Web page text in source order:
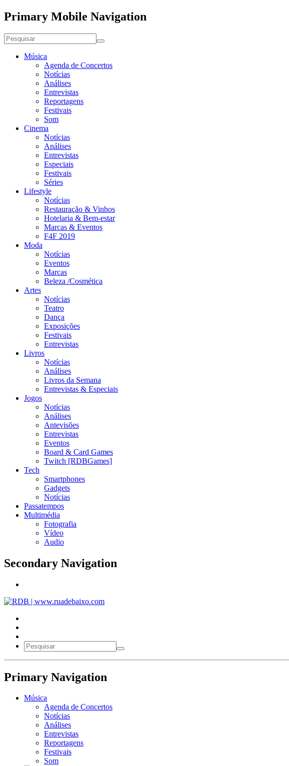
Primary Mobile Navigation
Música
Agenda de Concertos
Notícias
Análises
Entrevistas
Reportagens
Festivais
Som
Cinema
Notícias
Análises
Entrevistas
Especiais
Festivais
Séries
Lifestyle
Notícias
Restauração & Vinhos
Hotelaria & Bem-estar
Marcas & Eventos
F4F 2019
Moda
Notícias
Eventos
Marcas
Beleza /Cosmética
Artes
Notícias
Teatro
Dança
Exposições
Festivais
Entrevistas
Livros
Notícias
Análises
Livros da Semana
Entrevistas & Especiais
Jogos
Notícias
Análises
Antevisões
Entrevistas
Eventos
Board & Card Games
Twitch [RDBGames]
Tech
Smartphones
Gadgets
Notícias
Passatempos
Multimédia
Fotografia
Vídeo
Audio
Secondary Navigation
Primary Navigation
Música
Agenda de Concertos
Notícias
Análises
Entrevistas
Reportagens
Festivais
Som